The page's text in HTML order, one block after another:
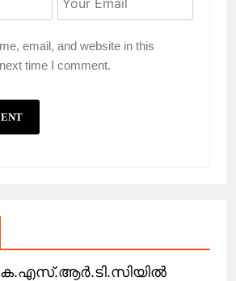
email, and website in this
time I comment.